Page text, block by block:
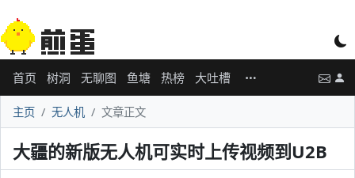
首页 树洞 无聊图 鱼塘 热榜 大吐槽
主页 无人机 文章正文
大疆的新版无人机可实时上传视频到U2B